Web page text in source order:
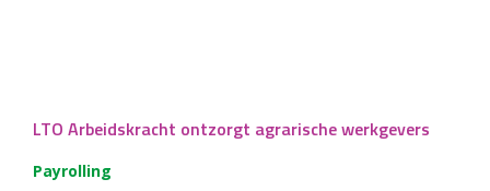
LTO Arbeidskracht ontzorgt agrarische werkgevers
Payrolling